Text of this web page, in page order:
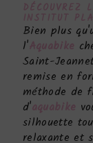
DÉCOUVREZ
INSTITUT
Bien plus
l'Aquabike
Saint-
remise en
méthode de
d'aquabike
silhouette
relaxante et